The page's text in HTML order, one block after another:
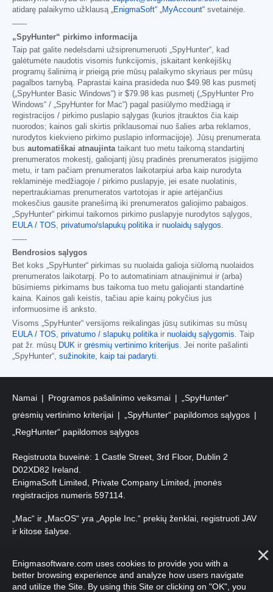
atidarę palaikymo užklausą „EnigmaSoft“ „MyAccount“ svetainėje.
------
„SpyHunter“ pirkimo informacija
Taip pat galite nedelsdami užsiprenumeruoti „SpyHunter“, kad
galėtumėte naudotis visomis funkcijomis, įskaitant kenkėjiškų
programų šalinimą ir prieigą prie mūsų palaikymo skyriaus per mūsų
pagalbos tarnybą. Paprastai kaina prasideda nuo $49.98 kas pusmetį
(„SpyHunter Basic Windows“) ir $79.98 kas pusmetį („SpyHunter Pro
Windows“ / „SpyHunter for Mac“) pagal pasiūlymo medžiagą ir
registracijos / pirkimo puslapio sąlygas (kurios įtrauktos čia kaip
nuorodos; kainos gali skirtis priklausomai nuo šalies arba reklamos,
nurodytos kiekvieno pirkimo puslapio informacijoje). Jūsų prenumerata
bus automatiškai atnaujintataikant tuo metu taikomą standartinį
prenumeratos mokestį, galiojantį jūsų pradinės prenumeratos įsigijimo
metu, ir tam pačiam prenumeratos laikotarpiui arba kaip nurodyta
reklaminėje medžiagoje / pirkimo puslapyje, jei esate nuolatinis,
nepertraukiamas prenumeratos vartotojas ir apie artėjančius
mokesčius gausite pranešimą iki prenumeratos galiojimo pabaigos.
„SpyHunter“ pirkimui taikomos pirkimo puslapyje nurodytos sąlygos,
EULA / TOS, privatumo/slapukų politikair nuolaidų sąlygos.
------
Bendrosios sąlygos
Bet koks „SpyHunter“ pirkimas su nuolaida galioja siūlomą nuolaidos
prenumeratos laikotarpį. Po to automatiniam atnaujinimui ir (arba)
būsimiems pirkimams bus taikoma tuo metu galiojanti standartinė
kaina. Kainos gali keistis, tačiau apie kainų pokyčius jus
informuosime iš anksto.
Visoms „SpyHunter“ versijoms reikalingas jūsų sutikimas su mūsų
EULA / TOS, privatumo / slapukų politikair nuolaidų sąlygomis. Taip
pat žr. mūsų DUK ir grėsmių vertinimo kriterijus. Jei norite pašalinti
„SpyHunter“, sužinokite, kaip tai padaryti.
Namai Programos pašalinimo veiksmai
„SpyHunter“
grėsmių vertinimo kriterijai
„SpyHunter“ papildomos sąlygos
„RegHunter“ papildomos sąlygos
Registruota buveinė: 1 Castle Street, 3rd Floor, Dublin 2
D02XD82 Ireland.
EnigmaSoft Limited, Private Company Limited, įmonės
registracijos numeris 597114.
„Mac“ ir „MacOS“ yra „Apple Inc.“ prekių ženklai, registruoti JAV
ir kitose šalyse.
saugomos.
Enigmasoftware.com uses cookies to provide you with a
better browsing experience and analyze how users navigate
and utilize the Site. By using this Site or clicking on "OK", you